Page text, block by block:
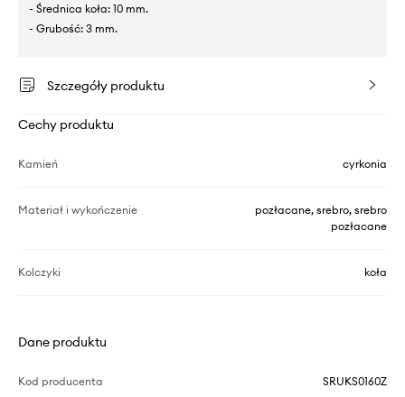
- Średnica koła: 10 mm.
- Grubość: 3 mm.
Szczegóły produktu
Cechy produktu
Kamień cyrkonia
Materiał i wykończenie
pozłacane, srebro, srebro
pozłacane
Kolczyki koła
Dane produktu
Kod producenta SRUKS0160Z